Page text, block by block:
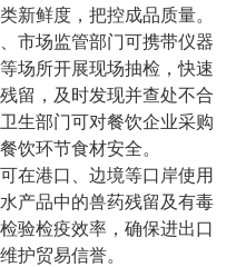
新鲜度，把控成品质量。
市场监管部门可携带仪器
场所开展现场抽检，快速
留，及时发现并查处不合
生部门可对餐饮企业采购
饮环节食材安全。
在港口、边境等口岸使用
产品中的兽药残留及有毒
验检疫效率，确保进出口
护贸易信誉。